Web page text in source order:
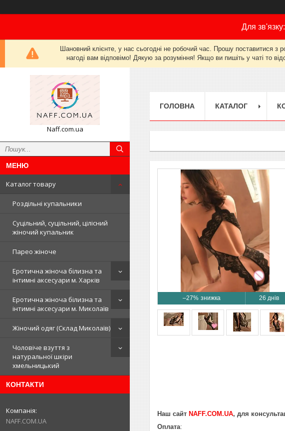
Для
Шановний клієнте, у нас сьогодні не робочий час. Прошу поставитися
нагоді вам відповімо! Дякую за розуміння! Якщо ви пишіть у чаті то
Naff.com.ua
Каталог товару
Роздільні купальники
Суцільний, суцільний, цілісний
жіночий купальник
Парео жіноче
Еротична жіноча білизна та
інтимні аксесуари м. Харків
Еротична жіноча білизна та
інтимні аксесуари м. Миколаїв
Жіночий одяг (Склад Миколаїв)
Чоловіче взуття з
натуральної шкіри
хмельницький
КОНТАКТИ
NAFF.COM.UA
ГОЛОВНА КАТАЛОГ
–27% 26 днів
Наш сайт NAFF.COM.UA, для
Оплата: